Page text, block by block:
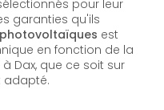
pour leur
garanties qu'ils
photovoltaïques est
en fonction de la
à Dax, que ce soit sur
adapté.